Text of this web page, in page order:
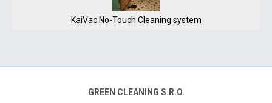
KaiVac No-Touch Cleaning system
GREEN CLEANING S.R.O.